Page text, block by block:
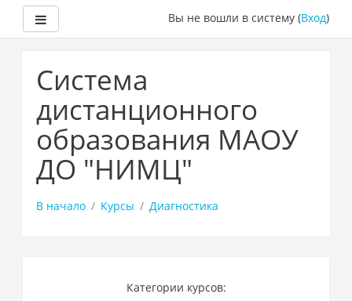
основному
Вы не вошли в систему (Вход)
Система
дистанционного
образования МАОУ
ДО "НИМЦ"
В начало Курсы Диагностика
Категории курсов: